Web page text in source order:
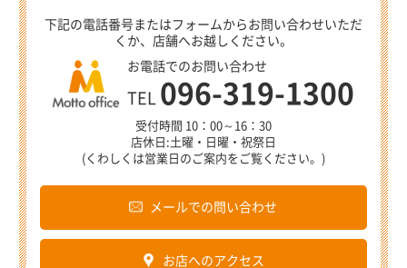
下記の電話番号またはフォームからお問い合わせいただ
くか、店舗へお越しください。
お電話でのお問い合わせ
TEL 096-319-1300
受付時間 10：00～16：30
店休日:土曜・日曜・祝祭日
(くわしくは営業日のご案内をご覧ください。)
メールでの問い合わせ
お店へのアクセス